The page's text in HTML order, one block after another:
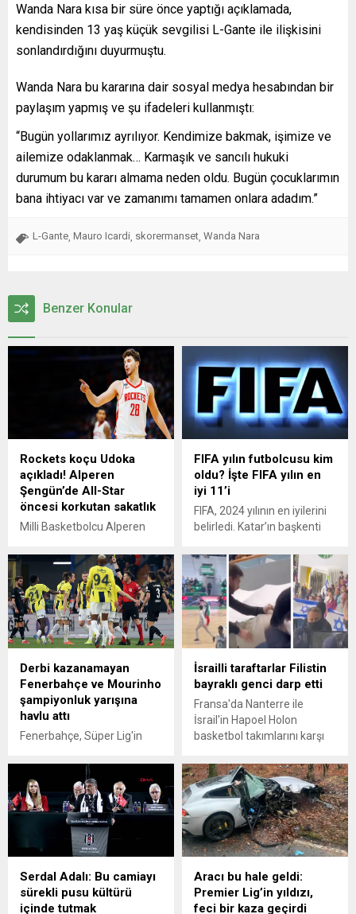
Wanda Nara kısa bir süre önce yaptığı açıklamada,
kendisinden 13 yaş küçük sevgilisi L-Gante ile ilişkisini
sonlandırdığını duyurmuştu.
Wanda Nara bu kararına dair sosyal medya hesabından bir
paylaşım yapmış ve şu ifadeleri kullanmıştı:
“Bugün yollarımız ayrılıyor. Kendimize bakmak, işimize ve
ailemize odaklanmak… Karmaşık ve sancılı hukuki
durumum bu kararı almama neden oldu. Bugün çocuklarımın
bana ihtiyacı var ve zamanımı tamamen onlara adadım.”
L-Gante Mauro Icardi skorermanset Wanda Nara
Benzer Konular
Rockets koçu Udoka
açıkladı! Alperen
Şengün’de All-Star
öncesi korkutan sakatlık
Milli Basketbolcu Alperen
Houston Rockets'ın koçu
Ime Udoka, Toronto Raptors
maçında sakatlanan
Alperen Şengün'ün bel
spazmı geçirdiğini açıkladı.
FIFA yılın futbolcusu kim
oldu? İşte FIFA yılın en
iyi 11’i
FIFA, 2024 yılının en iyilerini
belirledi. Katar’ın başkenti
gecesinde FIFA The Best
Ödüller, 9. kez dağıtıldı. Peki,
FIFA yılın futbolcusu kim
oldu? İşte FIFA yılın en iyi 11'i
Derbi kazanamayan
Fenerbahçe ve Mourinho
şampiyonluk yarışına
havlu attı
Fenerbahçe, Süper Lig'in
sahasında konuk ettiği
Beşiktaş'a 1-0 mağlup oldu.
Sarı-lacivertliler bu sonucun
ardından lider Galatasaray'ın
8 puan gerisinde kalarak son
4 haftada şampiyonluk
İsrailli taraftarlar Filistin
bayraklı genci darp etti
Fransa'da Nanterre ile
İsrail'in Hapoel Holon
basketbol takımlarını karşı
sahaya Filistin bayrağıyla
inen bir genç, İsrailli
taraftarlarca darbedildi.
Serdal Adalı: Bu camiayı
sürekli pusu kültürü
içinde tutmak
Aracı bu hale geldi:
Premier Lig’in yıldızı,
feci bir kaza geçirdi